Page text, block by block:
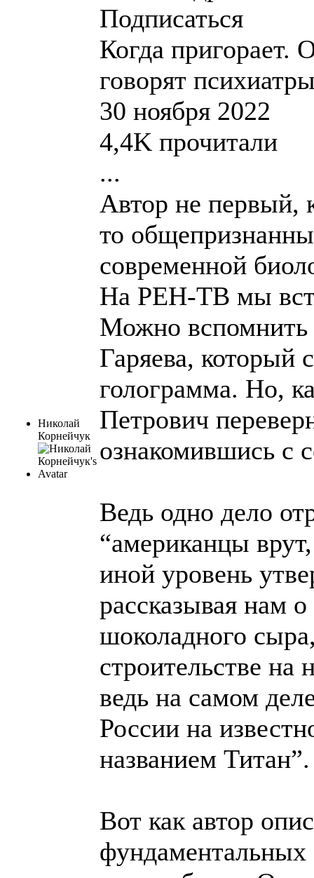
Николай
Корнейчук
Подписаться
Когда
говорят
30 ноября 2022
4,4K прочитали
...
Автор не первый,
то
современной
На РЕН-ТВ мы
Можно вспомнить
Гаряева, который
голограмма. Но,
Петрович
ознакомившись с
Ведь одно дело
“американцы
иной уровень
рассказывая нам
шоколадного
строительстве
ведь на самом
России на
названием Титан”.
Вот как автор
фундаментальных